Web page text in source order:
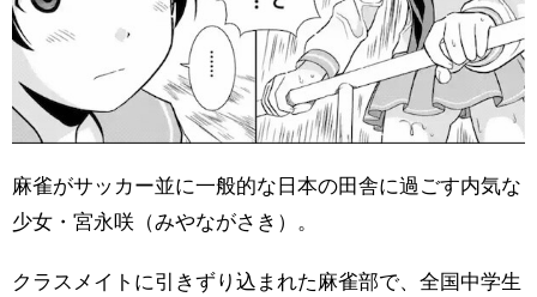
麻雀がサッカー並に一般的な日本の田舎に過ごす内気な
少女・宮永咲（みやながさき）。
クラスメイトに引きずり込まれた麻雀部で、全国中学生